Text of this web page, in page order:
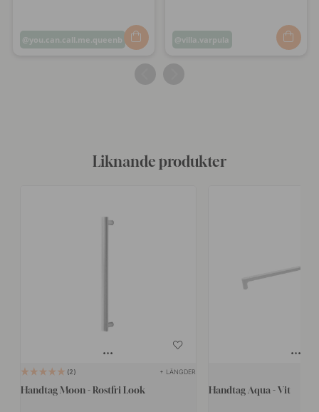
Inlägg
you.can.call.me.queenb
Inlägg
villa.varpula
Liknande produkter
2 + LÄNGDER
Handtag Moon - Rostfri Look Handtag Aqua - Vit